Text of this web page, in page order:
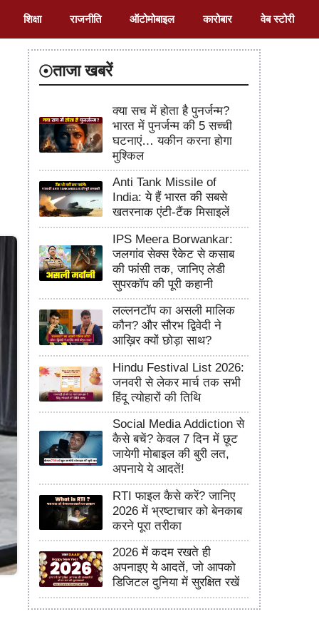
शिक्षा राजनीति ऑटोमोबाइल कारोबार वेब स्टोरी
ताजा खबरें
क्या सच में होता है पुनर्जन्म?
भारत में पुनर्जन्म की 5 सच्ची
घटनाएं… यकीन करना होगा
मुश्किल
Anti Tank Missile of
India: ये हैं भारत की सबसे
खतरनाक एंटी-टैंक मिसाइलें
IPS Meera Borwankar:
जलगांव सेक्स रैकेट से कसाब
की फांसी तक, जानिए लेडी
सुपरकॉप की पूरी कहानी
लल्लनटॉप का असली मालिक
कौन? और सौरभ द्विवेदी ने
आख़िर क्यों छोड़ा साथ?
Hindu Festival List 2026:
जनवरी से लेकर मार्च तक सभी
हिंदू त्योहारों की तिथि
Social Media Addiction से
कैसे बचें? केवल 7 दिन में छूट
जायेगी मोबाइल की बुरी लत,
अपनाये ये आदतें!
RTI फाइल कैसे करें? जानिए
2026 में भ्रष्टाचार को बेनकाब
करने पूरा तरीका
2026 में कदम रखते ही
अपनाइए ये आदतें, जो आपको
डिजिटल दुनिया में सुरक्षित रखें